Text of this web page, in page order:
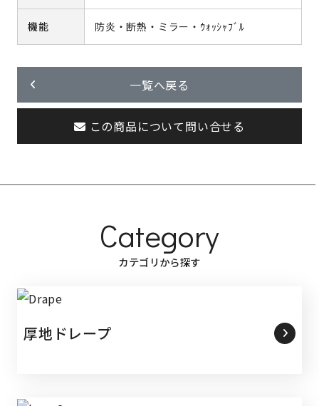
機能 防炎・断熱・ミラー・ｳｫｯｼｬﾌﾞﾙ
一覧へ戻る
この商品について問い合せる
Category
カテゴリから探す
厚地ドレープ